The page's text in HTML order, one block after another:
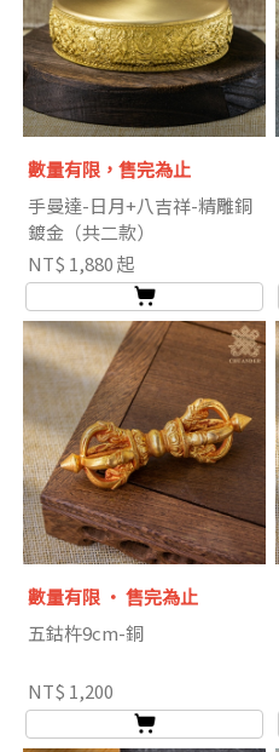
數量有限，售完為止
手曼達-日月+八吉祥-精雕銅
鍍金（共二款）
NT$ 1,880 起
數量有限 ‧ 售完為止
五鈷杵9cm-銅
NT$ 1,200